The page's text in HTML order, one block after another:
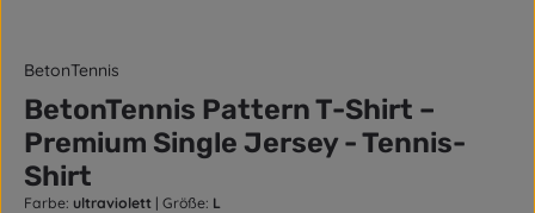
BetonTennis
BetonTennis Pattern T-Shirt –
Premium Single Jersey - Tennis-
Shirt
Farbe: ultraviolett | Größe: L